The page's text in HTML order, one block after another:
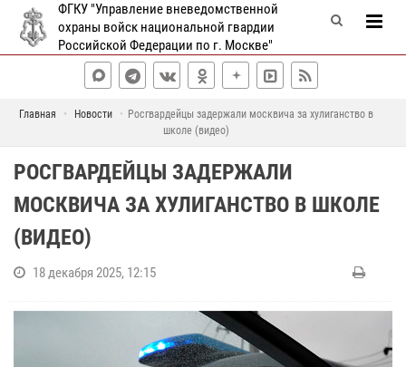
ФГКУ "Управление вневедомственной
охраны войск национальной гвардии
Российской Федерации по г. Москве"
Главная Новости
Росгвардейцы задержали москвича за хулиганство в
школе (видео)
РОСГВАРДЕЙЦЫ ЗАДЕРЖАЛИ
МОСКВИЧА ЗА ХУЛИГАНСТВО В ШКОЛЕ
(ВИДЕО)
18 декабря 2025, 12:15